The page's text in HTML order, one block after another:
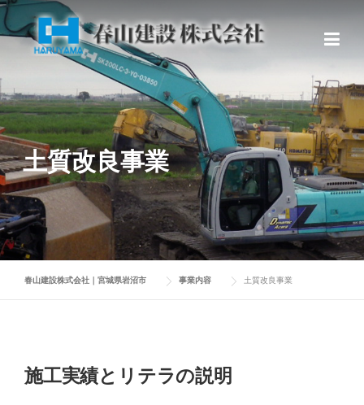
Skip
to
content
土質改良事業
春山建設株式会社｜宮城県岩沼市 事業内容 土質改良事業
施工実績とリテラの説明